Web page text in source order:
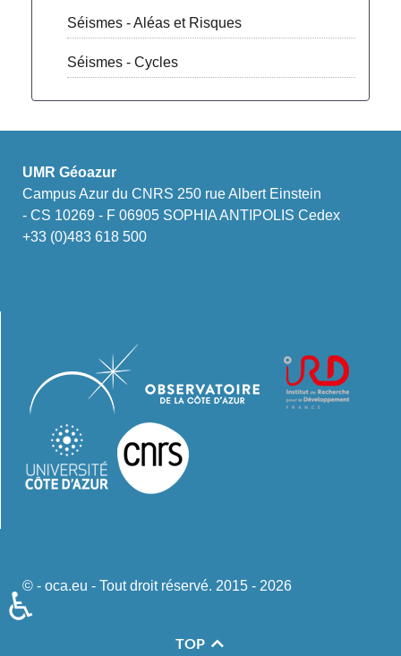
Séismes - Aléas et Risques
Séismes - Cycles
UMR Géoazur
Campus Azur du CNRS 250 rue Albert Einstein
- CS 10269 - F 06905 SOPHIA ANTIPOLIS Cedex
+33 (0)483 618 500
© - oca.eu - Tout droit réservé. 2015 - 2026
TOP